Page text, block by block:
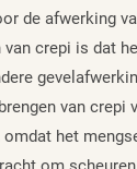
de afwerking
van crepi is dat
van crepi
omdat het